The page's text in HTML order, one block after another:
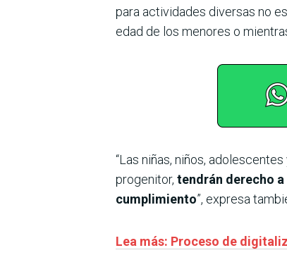
para actividades diversas no
edad de los menores o
“Las niñas, niños,
progenitor, tendrán derecho
cumplimiento”, expresa
Lea más: Proceso de